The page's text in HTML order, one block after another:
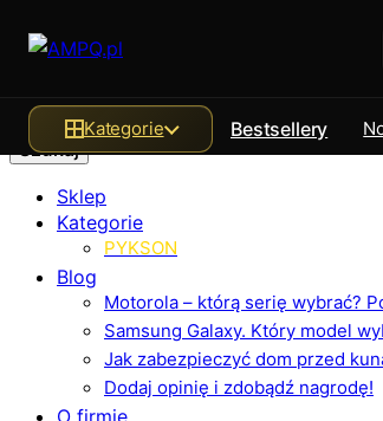
Szukaj
Sklep
Kategorie
PYKSON
Blog
Motorola – którą serię wybrać?
Samsung Galaxy. Który model
Jak zabezpieczyć dom przed
Dodaj opinię i zdobądź nagrodę!
O firmie
Kategorie Bestsellery